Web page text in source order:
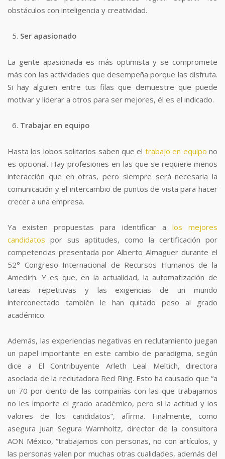
obstáculos con inteligencia y creatividad.
Ser apasionado
La gente apasionada es más optimista y se compromete
más con las actividades que desempeña porque las disfruta.
Si hay alguien entre tus filas que demuestre que puede
motivar y liderar a otros para ser mejores, él es el indicado.
Trabajar en equipo
Hasta los lobos solitarios saben que el trabajo en equipo no
es opcional. Hay profesiones en las que se requiere menos
interacción que en otras, pero siempre será necesaria la
comunicación y el intercambio de puntos de vista para hacer
crecer a una empresa.
Ya existen propuestas para identificar a los mejores
candidatos por sus aptitudes, como la certificación por
competencias presentada por Alberto Almaguer durante el
52° Congreso Internacional de Recursos Humanos de la
Amedirh. Y es que, en la actualidad, la automatización de
tareas repetitivas y las exigencias de un mundo
interconectado también le han quitado peso al grado
académico.
Además, las experiencias negativas en reclutamiento juegan
un papel importante en este cambio de paradigma, según
dice a El Contribuyente Arleth Leal Meltich, directora
asociada de la reclutadora Red Ring. Esto ha causado que “a
un 70 por ciento de las compañías con las que trabajamos
no les importe el grado académico, pero sí la actitud y los
valores de los candidatos”, afirma. Finalmente, como
asegura Juan Segura Warnholtz, director de la consultora
AON México, “trabajamos con personas, no con artículos, y
las personas valen por muchas otras cualidades, además del